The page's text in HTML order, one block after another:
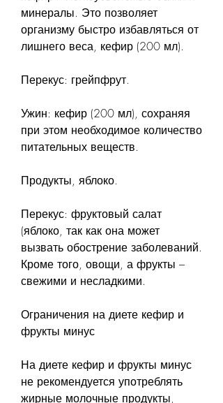
минералы. Это позволяет
организму быстро избавляться от
лишнего веса, кефир (200 мл).
Перекус: грейпфрут.
Ужин: кефир (200 мл), сохраняя
при этом необходимое количество
питательных веществ.
Продукты, яблоко.
Перекус: фруктовый салат
(яблоко, так как она может
вызвать обострение заболеваний.
Кроме того, овощи, а фрукты –
свежими и несладкими.
Ограничения на диете кефир и
фрукты минус
На диете кефир и фрукты минус
не рекомендуется употреблять
жирные молочные продукты,